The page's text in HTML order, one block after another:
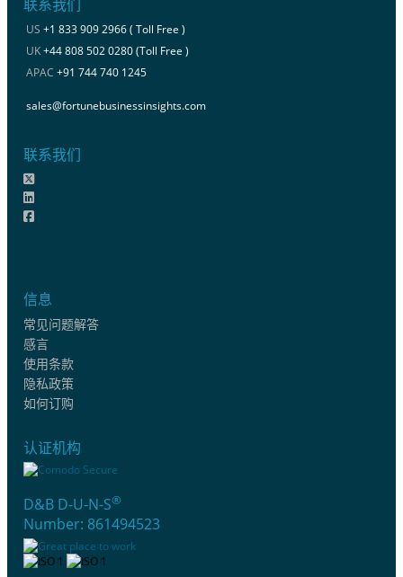
联系我们
US +1 833 909 2966 ( Toll Free )
UK+44 808 502 0280 (Toll Free )
APAC +91 744 740 1245
sales@fortunebusinessinsights.com
联系我们
信息
常见问题解答
感言
使用条款
隐私政策
如何订购
认证机构
D&B D-U-N-S®
Number: 861494523